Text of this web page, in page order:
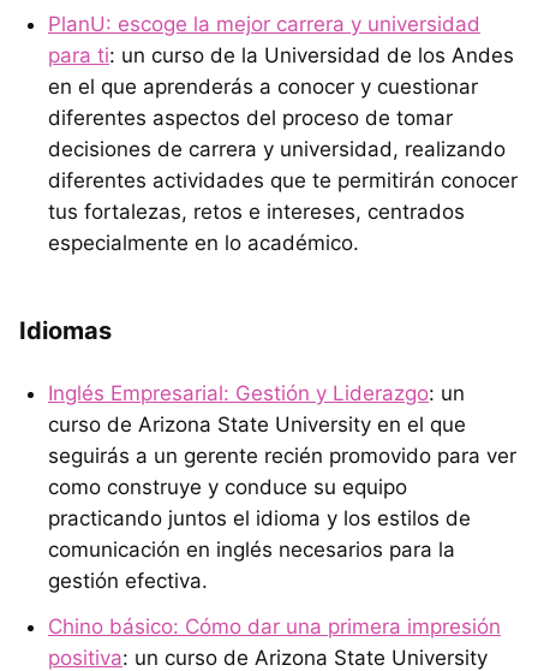
PlanU: escoge la mejor carrera y universidad
para ti: un curso de la Universidad de los Andes
en el que aprenderás a conocer y cuestionar
diferentes aspectos del proceso de tomar
decisiones de carrera y universidad, realizando
diferentes actividades que te permitirán conocer
tus fortalezas, retos e intereses, centrados
especialmente en lo académico.
Idiomas
Inglés Empresarial: Gestión y Liderazgo: un
curso de Arizona State University en el que
seguirás a un gerente recién promovido para ver
como construye y conduce su equipo
practicando juntos el idioma y los estilos de
comunicación en inglés necesarios para la
gestión efectiva.
Chino básico: Cómo dar una primera impresión
positiva: un curso de Arizona State University